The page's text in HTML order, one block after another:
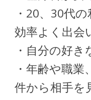
・20、30代
効率よく出会
・自分の好
・年齢や職
件から相手を